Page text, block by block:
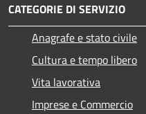
CATEGORIE DI SERVIZIO
Anagrafe e stato civile
Cultura e tempo libero
Vita lavorativa
Imprese e Commercio